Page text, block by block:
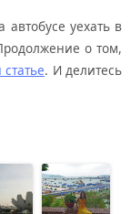
уехать в
о том,
. И делитесь